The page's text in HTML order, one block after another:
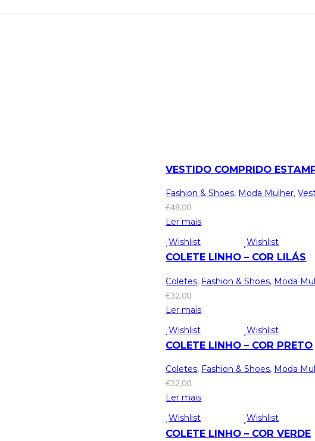
VESTIDO COMPRIDO
Fashion & Shoes, Moda Mulher,
€48,00
Ler mais
Wishlist
Wishlist
COLETE LINHO – COR LILÁS
Coletes, Fashion & Shoes, Moda
€32,00
Ler mais
Wishlist
Wishlist
COLETE LINHO – COR PRETO
Coletes, Fashion & Shoes, Moda
€32,00
Ler mais
Wishlist
Wishlist
COLETE LINHO – COR VERDE